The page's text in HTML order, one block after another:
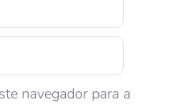
navegador para a